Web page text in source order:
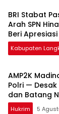
BRI Stabat
Arah SPN
Beri
Kabupaten
AMP2K
Polri — Desak
dan Batang
Hukrim 5